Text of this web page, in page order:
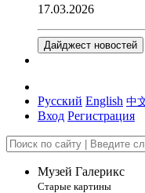
17.03.2026
Дайджест новостей
Русский English 中
Вход Регистрация
Музей Галерикс
Старые картины